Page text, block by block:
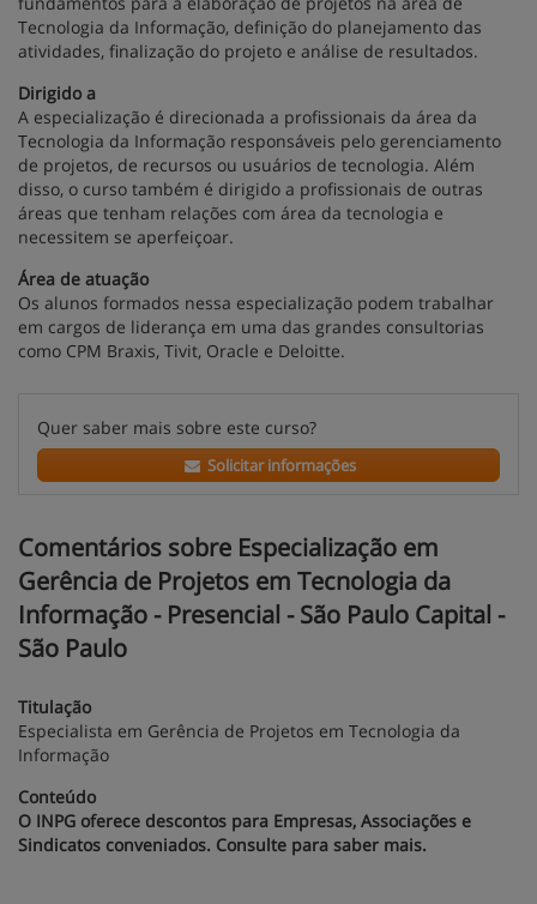
Tecnologia da Informação, definição do planejamento das
atividades, finalização do projeto e análise de resultados.
Dirigido a
A especialização é direcionada a profissionais da área da
Tecnologia da Informação responsáveis pelo gerenciamento
de projetos, de recursos ou usuários de tecnologia. Além
disso, o curso também é dirigido a profissionais de outras
áreas que tenham relações com área da tecnologia e
necessitem se aperfeiçoar.
Área de atuação
Os alunos formados nessa especialização podem trabalhar
em cargos de liderança em uma das grandes consultorias
como CPM Braxis, Tivit, Oracle e Deloitte.
Quer saber mais sobre este curso?
Solicitar informações
Comentários sobre Especialização em
Gerência de Projetos em Tecnologia da
Informação - Presencial - São Paulo Capital -
São Paulo
Titulação
Especialista em Gerência de Projetos em Tecnologia da
Informação
Conteúdo
O INPG oferece descontos para Empresas, Associações e
Sindicatos conveniados. Consulte para saber mais.